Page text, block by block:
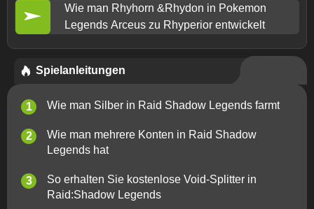
Wie man Rhyhorn &Rhydon in Pokemon
Legends Arceus zu Rhyperior entwickelt
Spielanleitungen
Wie man Silber in Raid Shadow Legends farmt
Wie man mehrere Konten in Raid Shadow
Legends hat
So erhalten Sie kostenlose Void-Splitter in
Raid:Shadow Legends